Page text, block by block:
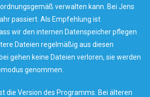
verwalten kann. Bei Jens
passiert. Als Empfehlung ist
wir den internen Datenspeicher pflegen
Dateien regelmäßig aus diesen
gehen keine Dateien verloren, sie werden
genommen.
die Version des Programms. Bei älteren